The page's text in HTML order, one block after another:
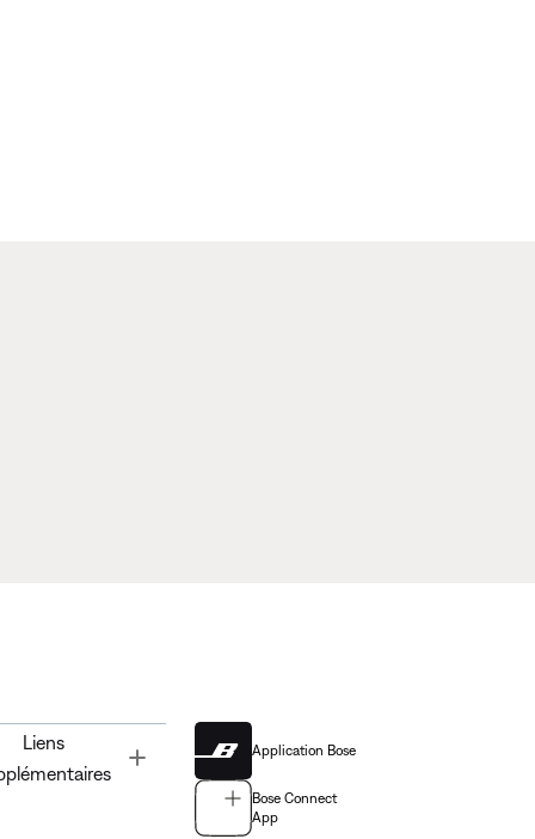
Liens
Application Bose
Bose Connect
App